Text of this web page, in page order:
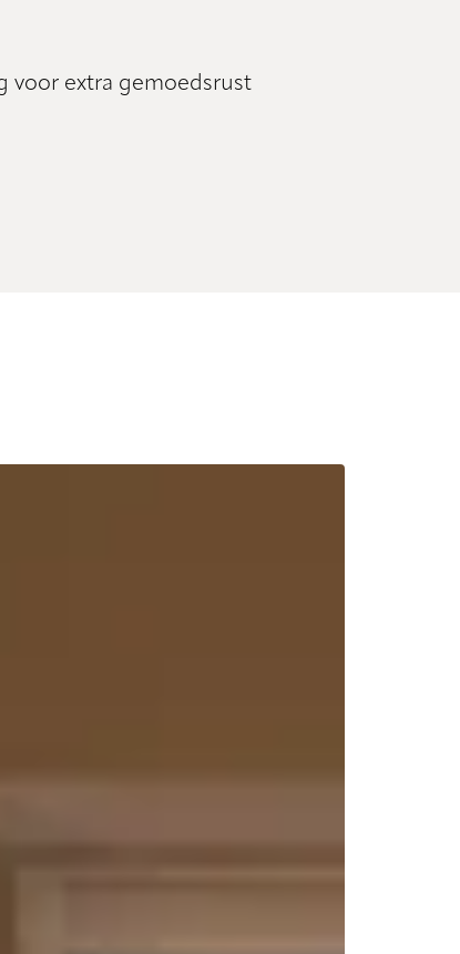
voor extra gemoedsrust